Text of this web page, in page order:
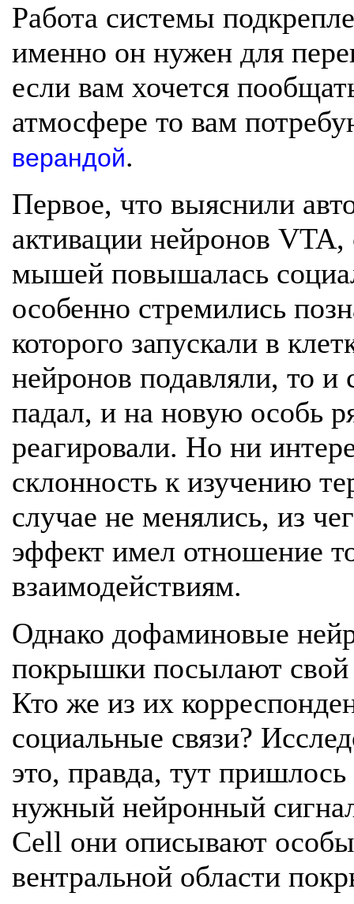
Работа системы
именно он нужен для
если вам хочется
атмосфере то вам
верандой.
Первое, что выяснили
активации нейронов
мышей повышалась
особенно стремились
которого запускали в
нейронов подавляли, то
падал, и на новую особь
реагировали. Но ни
склонность к изучению
случае не менялись, из
эффект имел отношение
взаимодействиям.
Однако дофаминовые
покрышки посылают свой
Кто же из их
социальные связи?
это, правда, тут
нужный нейронный
Cell они описывают
вентральной области